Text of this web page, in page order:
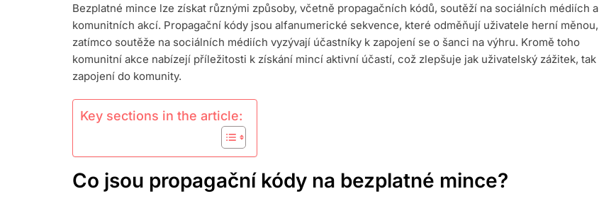
PROPAGAČNÍ
KÓDY,
SOUTĚŽE
SOCIÁLNÍCH
Bezplatné mince lze získat různými způsoby, včetně propagačních kódů, soutěží na sociálních médiích a
komunitních akcí. Propagační kódy jsou alfanumerické sekvence, které odměňují uživatele herní měnou,
zatímco soutěže na sociálních médiích vyzývají účastníky k zapojení se o šanci na výhru. Kromě toho
komunitní akce nabízejí příležitosti k získání mincí aktivní účastí, což zlepšuje jak uživatelský zážitek, tak
zapojení do komunity.
Key sections in the article:
Co jsou propagační kódy na bezplatné mince?